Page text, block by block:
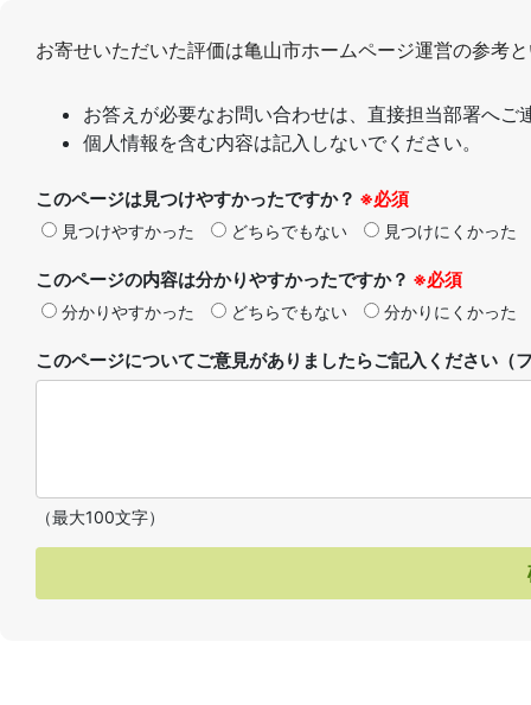
お寄せいただいた評価は亀山市ホームページ運営の参考
お答えが必要なお問い合わせは、直接担当部署へご
個人情報を含む内容は記入しないでください。
このページは見つけやすかったですか？ ※必須
見つけやすかった どちらでもない 見つけにくかった
このページの内容は分かりやすかったですか？ ※必須
分かりやすかった どちらでもない 分かりにくかった
このページについてご意見がありましたらご記入ください
（最大100文字）